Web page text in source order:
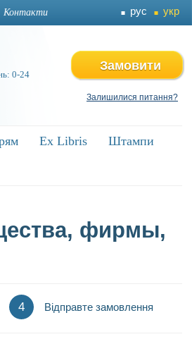
Контакти рус укр
0-24
Замовити
Залишилися питання?
Ex Libris
Ex Libris Штампи
Штампи
фирмы,
4 Відправте замовлення